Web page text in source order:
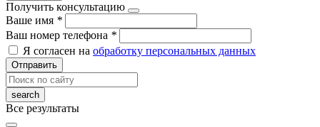
Получить консультацию
Ваше имя *
Ваш номер телефона *
Я согласен на обработку персональных данных
Отправить
Все результаты